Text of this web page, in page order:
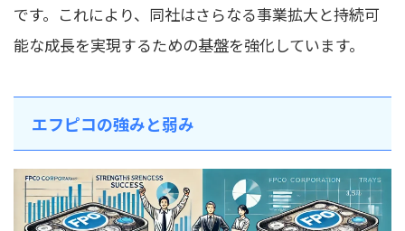
です。これにより、同社はさらなる事業拡大と持続可
能な成長を実現するための基盤を強化しています。
エフピコの強みと弱み